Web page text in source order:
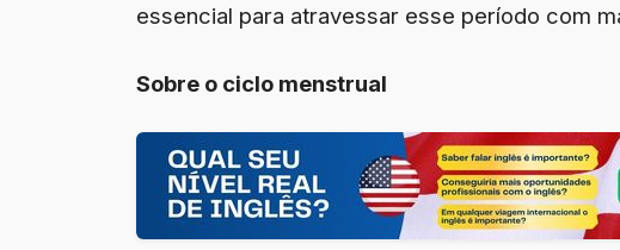
essencial para atravessar esse período com
Sobre o ciclo menstrual